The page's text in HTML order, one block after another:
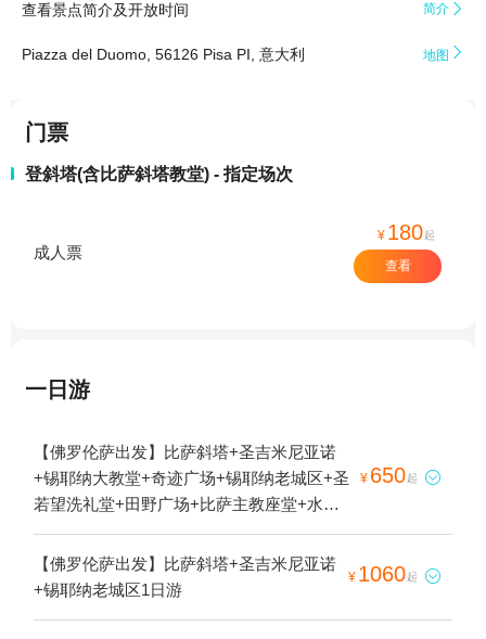
查看景点简介及开放时间 简介 
Piazza del Duomo, 56126 Pisa PI, 意大利 地图 
门票
登斜塔(含比萨斜塔教堂) - 指定场次
成人票
¥ 180起
查看
一日游
【佛罗伦萨出发】比萨斜塔+圣吉米尼亚诺
+锡耶纳大教堂+奇迹广场+锡耶纳老城区+圣
若望洗礼堂+田野广场+比萨主教座堂+水井
广场+欢乐喷泉1日游
¥ 650起 
【佛罗伦萨出发】比萨斜塔+圣吉米尼亚诺
+锡耶纳老城区1日游
¥ 1060起 